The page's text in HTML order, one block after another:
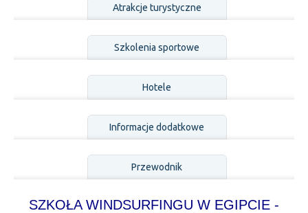
Atrakcje turystyczne
Szkolenia sportowe
Hotele
Informacje dodatkowe
Przewodnik
SZKOŁA WINDSURFINGU W EGIPCIE -